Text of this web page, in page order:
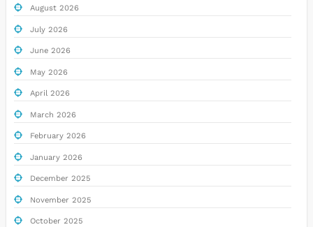
August 2026
July 2026
June 2026
May 2026
April 2026
March 2026
February 2026
January 2026
December 2025
November 2025
October 2025